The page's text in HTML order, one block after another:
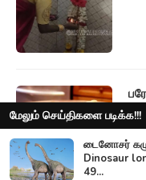
18/
மேலும் செய்திகளை படிக்க!!!
டைனோசர்
Dinosaur
49...